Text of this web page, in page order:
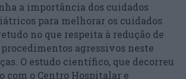
a importância dos cuidados
para melhorar os cuidados
no que respeita à redução de
agressivos neste
O estudo científico, que decorreu
com o Centro Hospitalar e